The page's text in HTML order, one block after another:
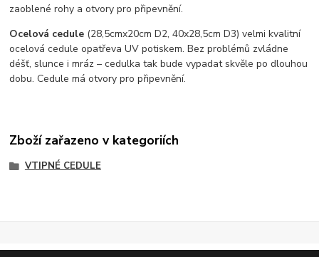
zaoblené rohy a otvory pro připevnění.
Ocelová cedule (28,5cmx20cm D2, 40x28,5cm D3) velmi kvalitní
ocelová cedule opatřeva UV potiskem. Bez problémů zvládne
déšť, slunce i mráz – cedulka tak bude vypadat skvěle po dlouhou
dobu. Cedule má otvory pro připevnění.
Zboží zařazeno v kategoriích
VTIPNÉ CEDULE